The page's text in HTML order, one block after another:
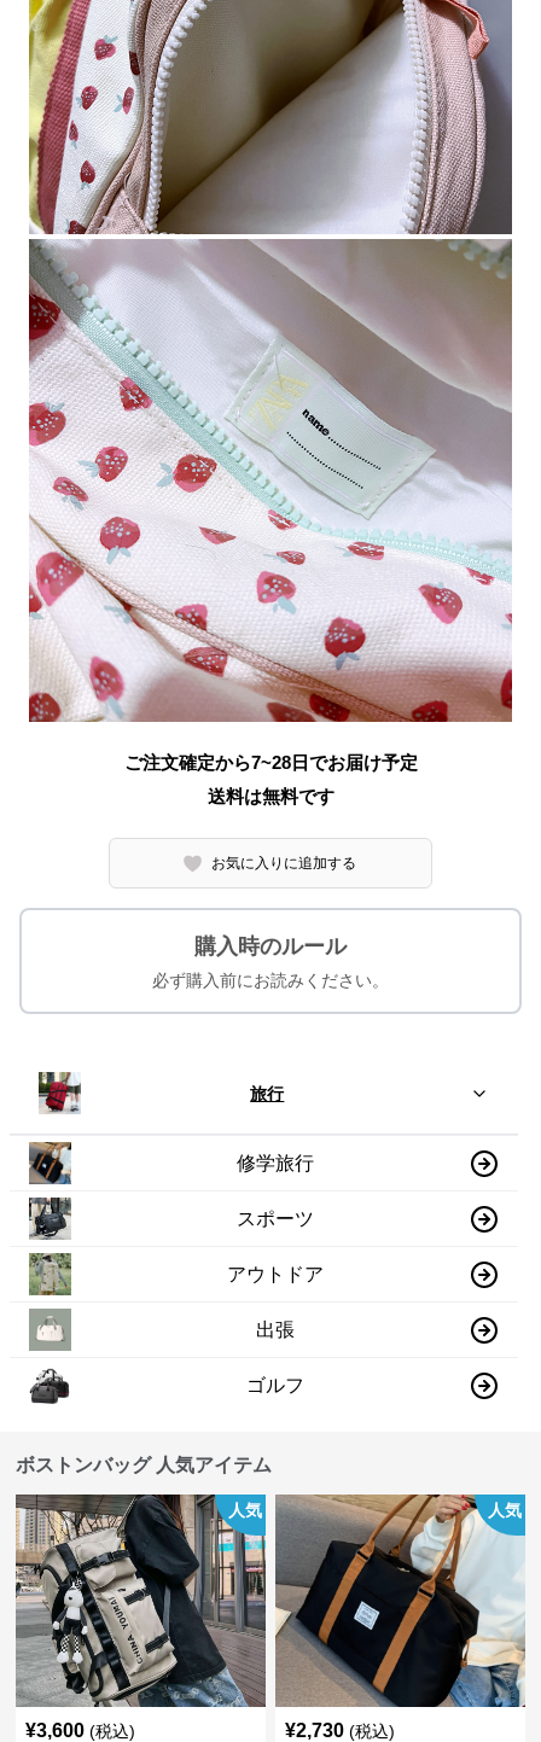
ご注文確定から7~28日でお届け予定
送料は無料です
お気に入りに追加する
購入時のルール
必ず購入前にお読みください。
旅行
修学旅行
スポーツ
アウトドア
出張
ゴルフ
ボストンバッグ 人気アイテム
人気
¥3,600 (税込)
人気
¥2,730 (税込)